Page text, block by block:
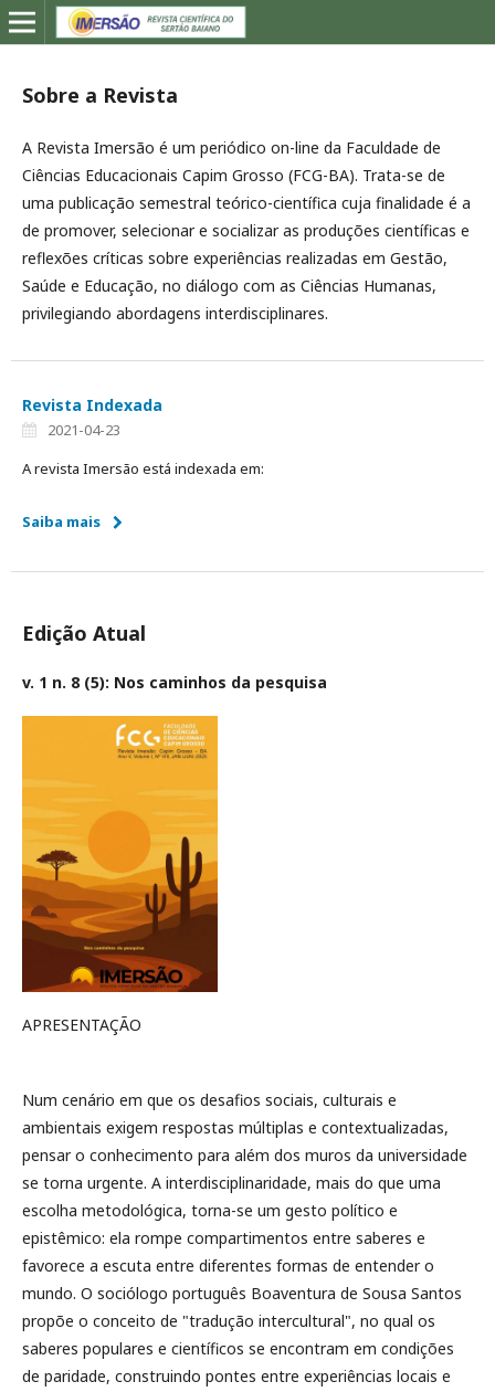
Sobre a Revista
A Revista Imersão é um periódico on-line da Faculdade de
Ciências Educacionais Capim Grosso (FCG-BA). Trata-se de
uma publicação semestral teórico-científica cuja finalidade é a
de promover, selecionar e socializar as produções científicas e
reflexões críticas sobre experiências realizadas em Gestão,
Saúde e Educação, no diálogo com as Ciências Humanas,
privilegiando abordagens interdisciplinares.
Revista Indexada
2021-04-23
A revista Imersão está indexada em:
Saiba mais
Edição Atual
v. 1 n. 8 (5): Nos caminhos da pesquisa
APRESENTAÇÃO
Num cenário em que os desafios sociais, culturais e
ambientais exigem respostas múltiplas e contextualizadas,
pensar o conhecimento para além dos muros da universidade
se torna urgente. A interdisciplinaridade, mais do que uma
escolha metodológica, torna-se um gesto político e
epistêmico: ela rompe compartimentos entre saberes e
favorece a escuta entre diferentes formas de entender o
mundo. O sociólogo português Boaventura de Sousa Santos
propõe o conceito de "tradução intercultural", no qual os
saberes populares e científicos se encontram em condições
de paridade, construindo pontes entre experiências locais e